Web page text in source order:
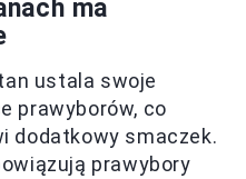
ma
ustala swoje
prawyborów, co
dodatkowy smaczek.
prawybory